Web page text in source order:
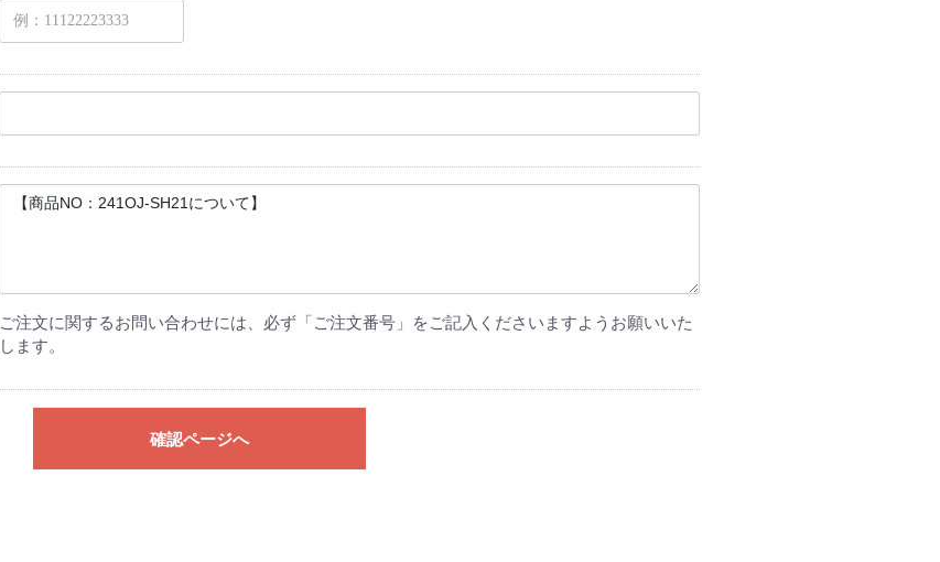
ご注文に関するお問い合わせには、必ず「ご注文番号」をご記入くださいますようお願いいた
します。
確認ページへ